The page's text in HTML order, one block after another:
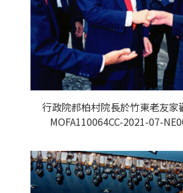
行政院郝柏村院長於竹東老友家
MOFA110064CC-2021-07-